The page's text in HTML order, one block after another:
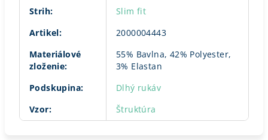
Strih:
Slim fit
Artikel:
2000004443
Materiálové
zloženie:
55% Bavlna, 42% Polyester,
3% Elastan
Podskupina:
Dlhý rukáv
Vzor: Štruktúra